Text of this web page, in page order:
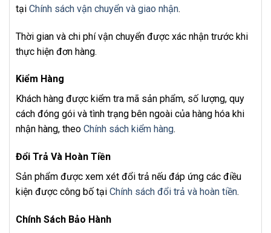
tại Chính sách vận chuyển và giao nhận.
Thời gian và chi phí vận chuyển được xác nhận trước khi
thực hiện đơn hàng.
Kiểm Hàng
Khách hàng được kiểm tra mã sản phẩm, số lượng, quy
cách đóng gói và tình trạng bên ngoài của hàng hóa khi
nhận hàng, theo Chính sách kiểm hàng.
Đổi Trả Và Hoàn Tiền
Sản phẩm được xem xét đổi trả nếu đáp ứng các điều
kiện được công bố tại Chính sách đổi trả và hoàn tiền.
Chính Sách Bảo Hành